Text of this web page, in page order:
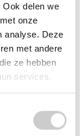
delen we
onze
analyse. Deze
met andere
ze hebben
services.